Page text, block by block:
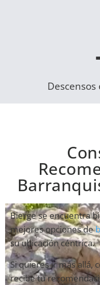
Bierge se encuentra
mejores opciones de
su ubicación céntrica.
Si quieres ir más allá,
recibe tu